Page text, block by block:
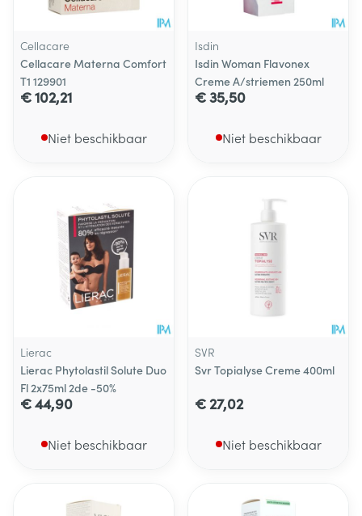
Cellacare
Cellacare Materna Comfort
T1 129901
€ 102,21
Niet beschikbaar
Isdin
Isdin Woman Flavonex
Creme A/striemen 250ml
€ 35,50
Niet beschikbaar
Lierac
Lierac Phytolastil Solute Duo
Fl 2x75ml 2de -50%
€ 44,90
Niet beschikbaar
SVR
Svr Topialyse Creme 400ml
€ 27,02
Niet beschikbaar